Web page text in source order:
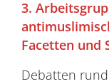
3.
Facetten und
Debatten